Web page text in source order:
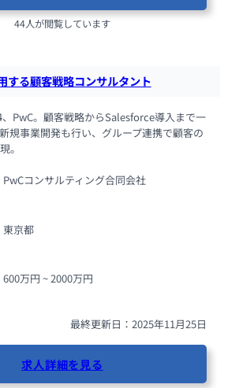
44人が閲覧しています
する顧客戦略コンサルタント
PwC。顧客戦略からSalesforce導入まで一
規事業開発も行い、グループ連携で顧客の
。
PwCコンサルティング合同会社
東京都
600万円 ~ 2000万円
最終更新日：2025年11月25日
求人詳細を見る